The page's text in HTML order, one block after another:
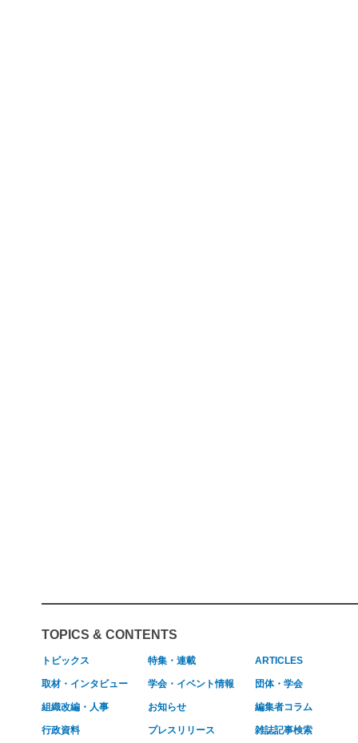
TOPICS & CONTENTS
トピックス 特集・連載 ARTICLES
取材・インタビュー 学会・イベント情報 団体・学会
組織改編・人事 お知らせ 編集者コラム
行政資料 プレスリリース 雑誌記事検索